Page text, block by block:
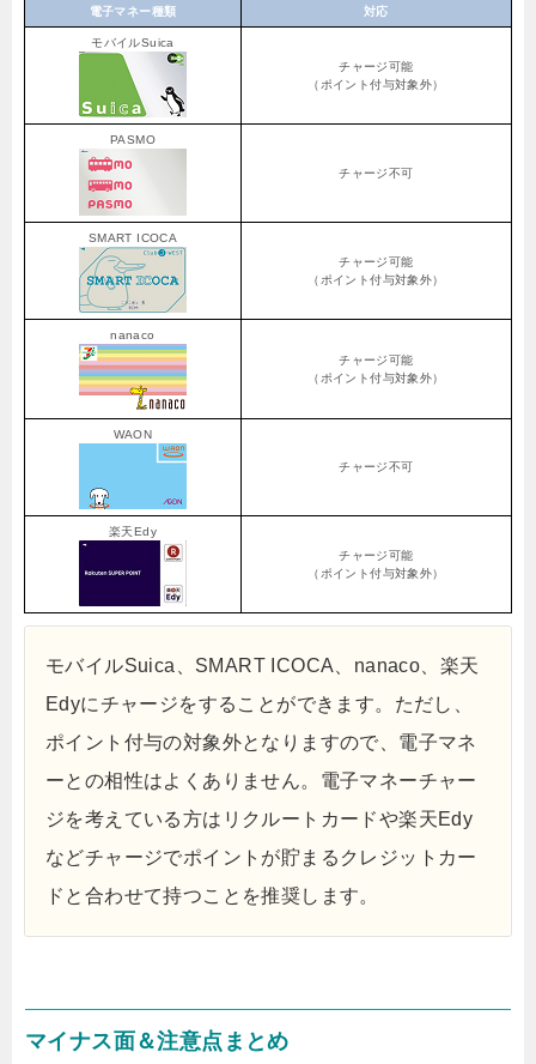
電子マネー種類 対応
モバイルSuica
チャージ可能
（ポイント付与対象外）
PASMO
チャージ不可
SMART ICOCA
チャージ可能
（ポイント付与対象外）
nanaco
チャージ可能
（ポイント付与対象外）
WAON
チャージ不可
楽天Edy
チャージ可能
（ポイント付与対象外）
モバイルSuica、SMART ICOCA、nanaco、楽天
Edyにチャージをすることができます。ただし、
ポイント付与の対象外となりますので、電子マネ
ーとの相性はよくありません。電子マネーチャー
ジを考えている方はリクルートカードや楽天Edy
などチャージでポイントが貯まるクレジットカー
ドと合わせて持つことを推奨します。
マイナス面＆注意点まとめ